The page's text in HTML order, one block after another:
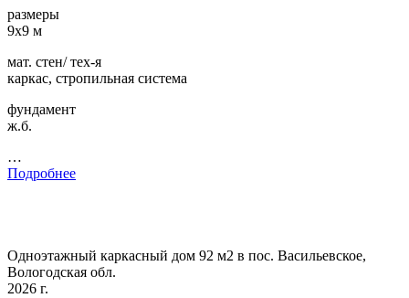
размеры
9х9 м
мат. стен/ тех-я
каркас, стропильная система
фундамент
ж.б.
…
Подробнее
Одноэтажный каркасный дом 92 м2 в пос. Васильевское,
Вологодская обл.
2026 г.